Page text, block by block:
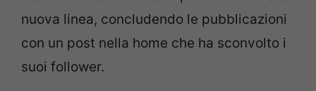
nuova linea, concludendo le pubblicazioni
con un post nella home che ha sconvolto i
suoi follower.